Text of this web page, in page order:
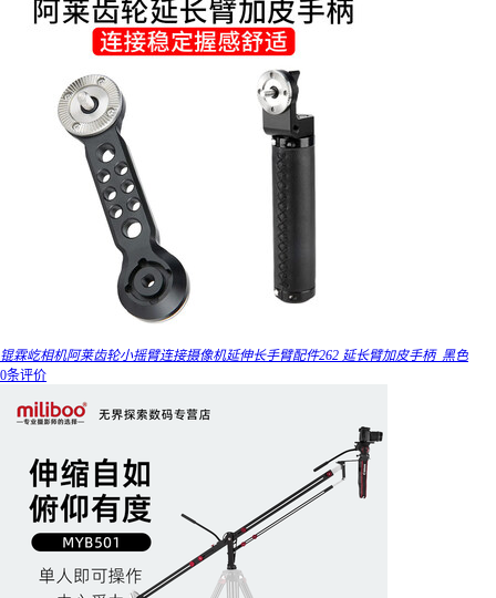
锟霖屹相机阿莱齿轮小摇臂连接摄像机延伸长手臂配件262 延长臂加皮手柄_黑色
0条评价